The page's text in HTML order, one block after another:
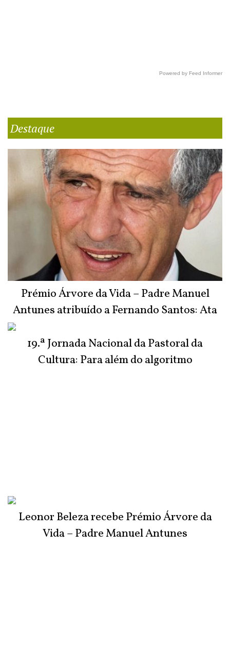
Powered by Feed Informer
Destaque
Prémio Árvore da Vida – Padre Manuel
Antunes atribuído a Fernando Santos: Ata
19.ª Jornada Nacional da Pastoral da
Cultura: Para além do algoritmo
Leonor Beleza recebe Prémio Árvore da
Vida – Padre Manuel Antunes